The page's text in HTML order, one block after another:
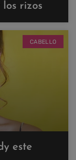
rizos
CABELLO
este